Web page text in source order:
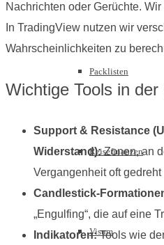
Packlisten
Reisefinanzen
Visum
Nachrichten oder Gerüchte.
In TradingView nutzen wir
Wahrscheinlichkeiten zu
Wichtige Tools in
Support & Resistance
Widerstand):Zonen, an
Vergangenheit oft gedreht
Candlestick-
„Engulfing“, die auf eine
Indikatoren:Tools wie